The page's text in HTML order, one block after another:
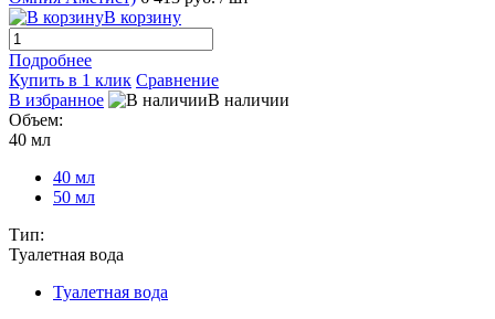
В корзину
Подробнее
Купить в 1 клик Сравнение
В избранное
В наличии
Объем:
40 мл
40 мл
50 мл
Тип:
Туалетная вода
Туалетная вода